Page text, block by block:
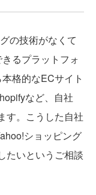
の技術がなくて
るプラットフォ
格的なECサイト
など、自社
す。こうした自社
ショッピング
たいというご相談